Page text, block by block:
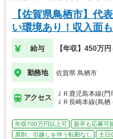
【佐賀県鳥栖市】代
い環境あり！収入面
です
給与 【年収】450万
勤務地 佐賀県 鳥栖市
アクセス
ＪＲ鹿児島本線(
ＪＲ長崎本線(鳥
年収700万円以上可 新卒も応募可
原則、引越しを伴う転勤なし
土日